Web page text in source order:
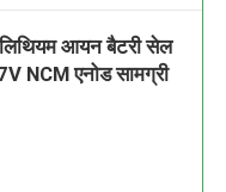
लिथियम आयन बैटरी सेल
NCM एनोड सामग्री